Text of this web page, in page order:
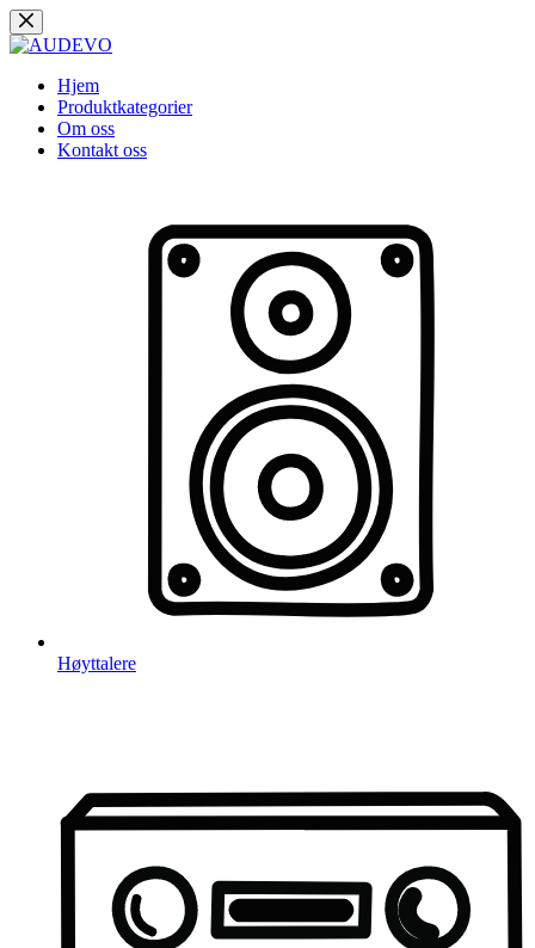
Hopp
til
Hjem
Produktkategorier
Om oss
Kontakt oss
Høyttalere